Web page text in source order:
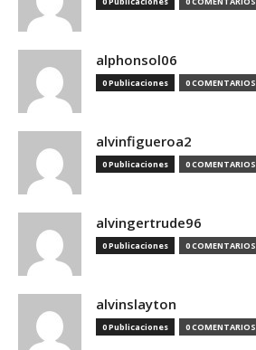
alphonsol06
0 Publicaciones 0 COMENTARIOS
alvinfigueroa2
0 Publicaciones 0 COMENTARIOS
alvingertrude96
0 Publicaciones 0 COMENTARIOS
alvinslayton
0 Publicaciones 0 COMENTARIOS